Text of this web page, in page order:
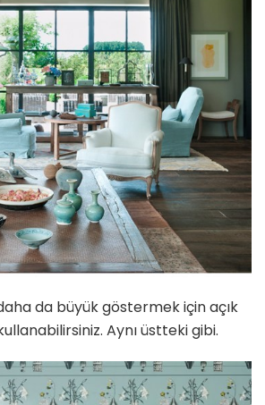
da büyük göstermek için açık
Aynı üstteki gibi.